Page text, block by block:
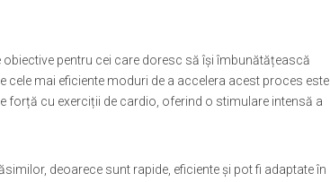
pentru cei care doresc să își îmbunătățească
mai eficiente moduri de a accelera acest proces este
forță cu exerciții de cardio, oferind o stimulare intensă a
deoarece sunt rapide, eficiente și pot fi adaptate în